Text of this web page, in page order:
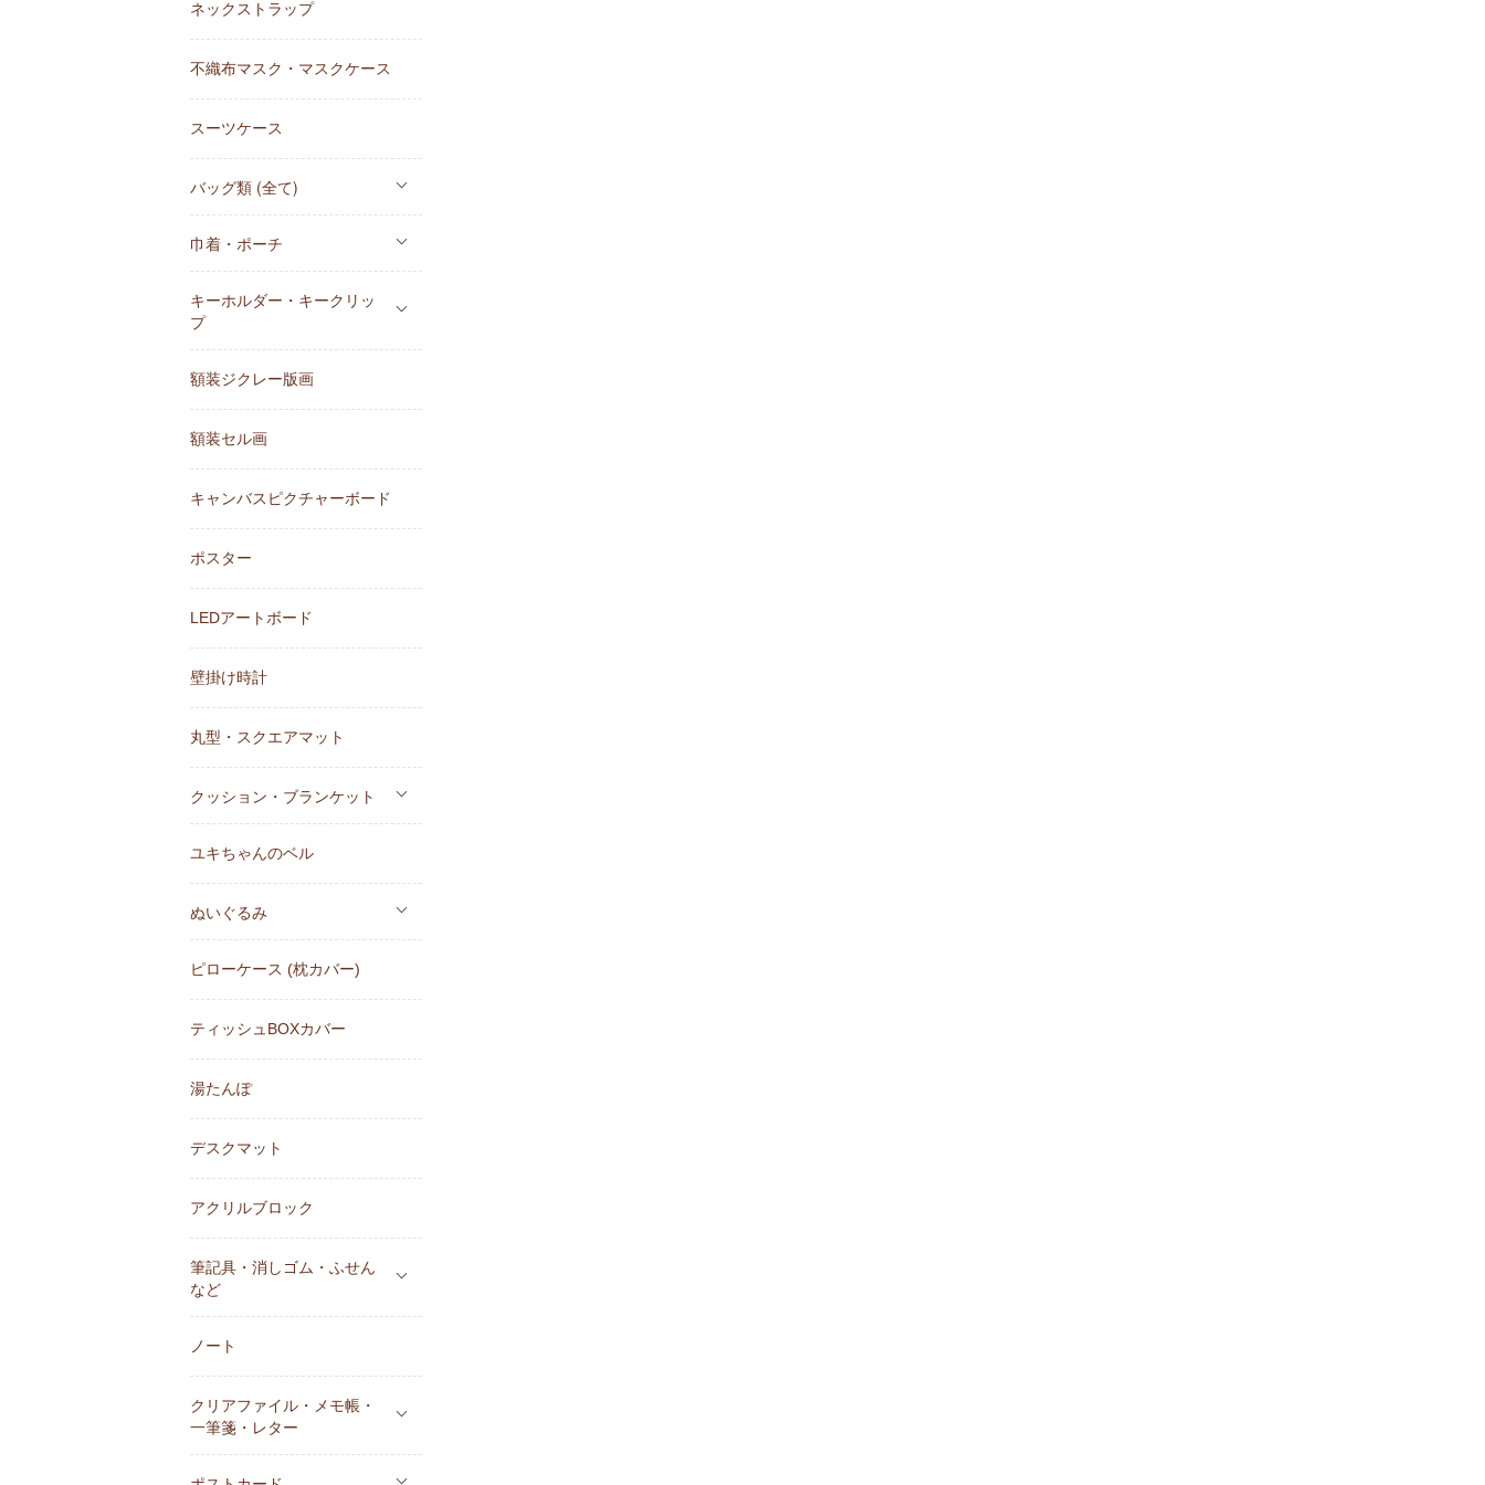
ネックストラップ
不織布マスク・マスクケース
スーツケース
バッグ類 (全て)
巾着・ポーチ
キーホルダー・キークリッ
プ
額装ジクレー版画
額装セル画
キャンバスピクチャーボード
ポスター
LEDアートボード
壁掛け時計
丸型・スクエアマット
クッション・ブランケット
ユキちゃんのベル
ぬいぐるみ
ピローケース (枕カバー)
ティッシュBOXカバー
湯たんぽ
デスクマット
アクリルブロック
筆記具・消しゴム・ふせん
など
ノート
クリアファイル・メモ帳・
一筆箋・レター